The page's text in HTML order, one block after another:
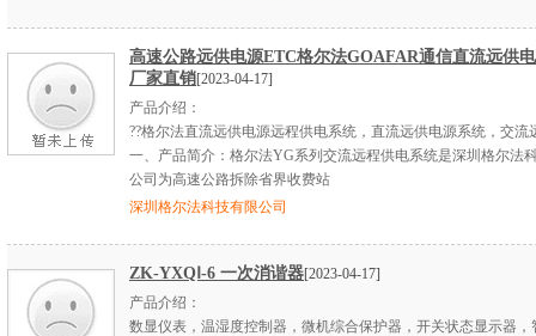
高速公路远供电源ETC格尔法GOAFAR通信直流远供
厂家直销[2023-04-17]
产品介绍：
??格尔法直流远供电源远程供电系统，直流远供电源系统，交流
一、产品简介：格尔法YG系列交流远程供电系统是深圳格尔法
公司为高速公路拆除省界收费站
深圳格尔法科技有限公司
ZK-YXQⅠ-6 一次消谐器[2023-04-17]
产品介绍：
数显仪表，温湿度控制器，微机综合保护器，开关状态显示器，